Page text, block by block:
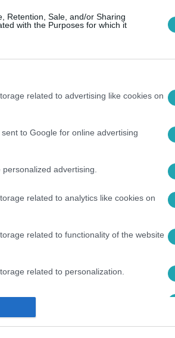
Retention, Sale, and/or Sharing
with the Purposes for which it
related to advertising like cookies on
to Google for online advertising
advertising.
related to analytics like cookies on
related to functionality of the website
related to personalization.
related to security, including
prevention, and other user protection.